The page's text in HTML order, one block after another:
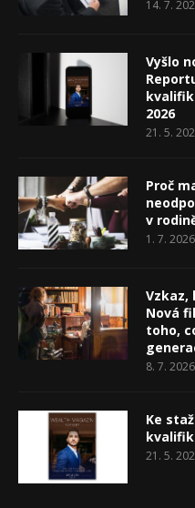
14. 7.
Vyšlo
2026
21. 5.
Proč
v
1. 7. 2026
Vzkaz,
Nová
toho,
8. 7. 2026
Ke
21. 5.